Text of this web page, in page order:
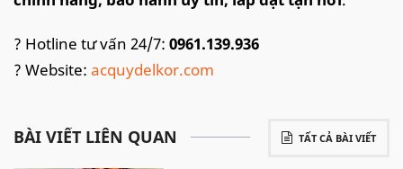
? Hotline tư vấn 24/7: 0961.139.936
? Website: acquydelkor.com
TẤT CẢ BÀI VIẾT
BÀI VIẾT LIÊN QUAN